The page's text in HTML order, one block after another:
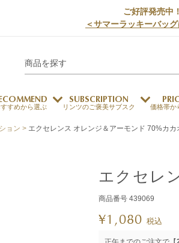
ご好評発売中！
＜サマーラッキーバッ
ドバイスタイル
法人ギフト
すすめから選ぶ
SUBSCRIPTION
リンツのご褒美サブスク 価格帯か
デジタルギフト
メートルショコラティエ
ョン エクセレンス オレンジ＆アーモンド 70%カカ
エクセレ
商品番号 439069
¥1,080 税込